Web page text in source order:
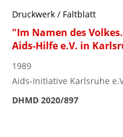
Druckwerk / Faltblatt
"Im Namen des
Aids-Hilfe e.V. in
1989
Aids-Initiative Karlsruhe
DHMD 2020/897